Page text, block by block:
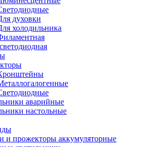
духовки
холодильника
аварийные
настольные
и прожекторы аккумуляторные